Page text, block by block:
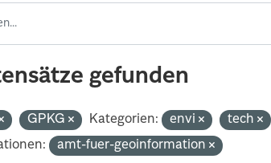
gefunden
GPKG Kategorien: envi
tech
amt-fuer-geoinformation